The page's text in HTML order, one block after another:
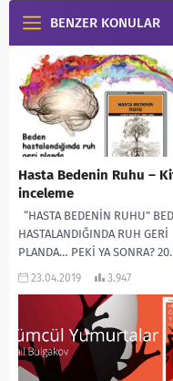
BENZER KONULAR
Hasta Bedenin Ruhu –
inceleme
“HASTA BEDENİN RUHU”
HASTALANDIĞINDA RUH GERİ
PLANDA… PEKİ YA SONRA? 20.
yüzyılda sağlık; fiziksel bir
23.04.2019 3.947